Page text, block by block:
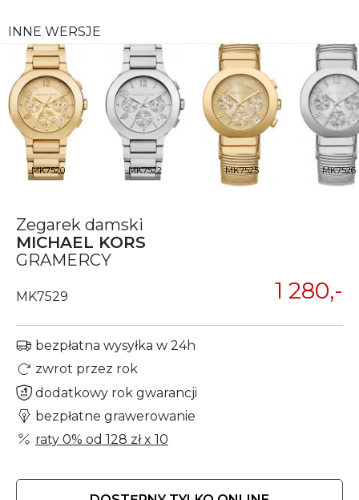
INNE WERSJE
MK7520 MK7522 MK7525 MK7526
Zegarek damski
MICHAEL KORS
GRAMERCY
MK7529 1 280,-
bezpłatna wysyłka w 24h
zwrot przez rok
dodatkowy rok gwarancji
bezpłatne grawerowanie
raty 0% od 128 złx 10